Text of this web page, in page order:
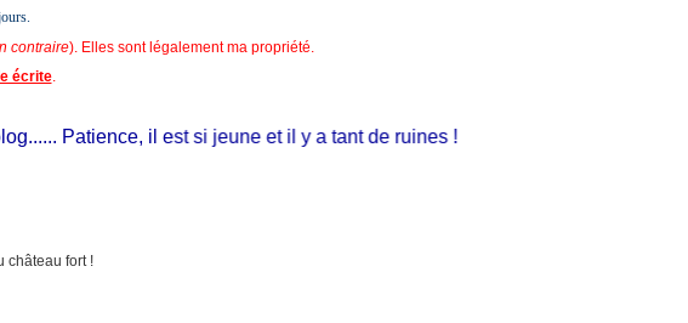
contraire). Elles sont légalement ma propriété.
écrite.
Patience, il est si jeune et il y a tant de ruines !